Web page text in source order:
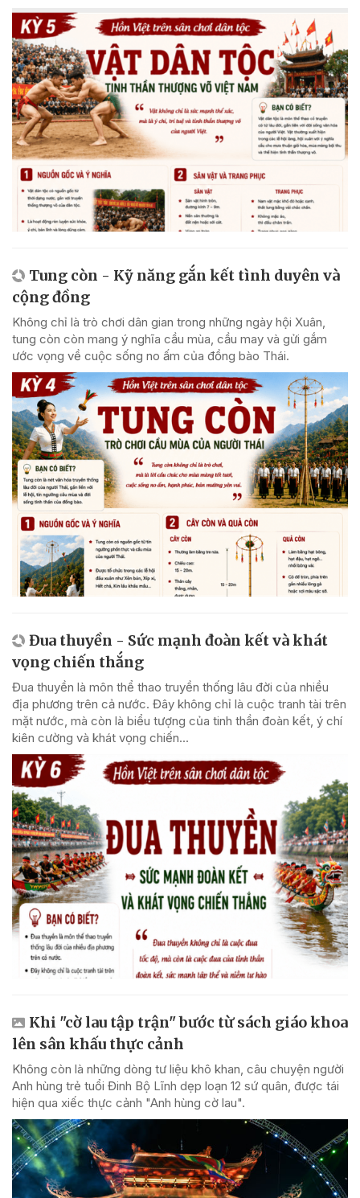
Tung còn - Kỹ năng gắn kết tình duyên và
cộng đồng
Không chỉ là trò chơi dân gian trong những ngày hội Xuân,
tung còn còn mang ý nghĩa cầu mùa, cầu may và gửi gắm
ước vọng về cuộc sống no ấm của đồng bào Thái.
Đua thuyền - Sức mạnh đoàn kết và khát
vọng chiến thắng
Đua thuyền là môn thể thao truyền thống lâu đời của nhiều
địa phương trên cả nước. Đây không chỉ là cuộc tranh tài trên
mặt nước, mà còn là biểu tượng của tinh thần đoàn kết, ý chí
kiên cường và khát vọng chiến...
Khi "cờ lau tập trận" bước từ sách giáo khoa
lên sân khấu thực cảnh
Không còn là những dòng tư liệu khô khan, câu chuyện người
Anh hùng trẻ tuổi Đinh Bộ Lĩnh dẹp loạn 12 sứ quân, được tái
hiện qua xiếc thực cảnh "Anh hùng cờ lau".